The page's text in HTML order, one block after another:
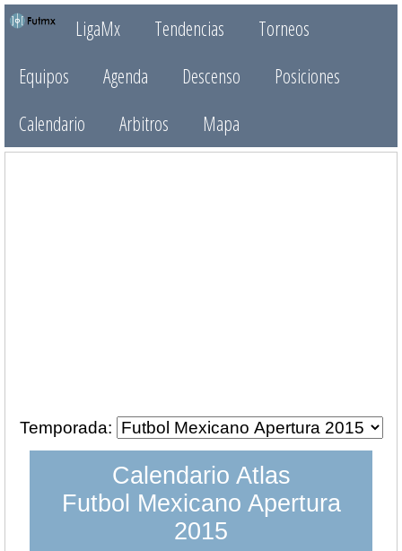
LigaMx Tendencias
Torneos
Equipos
Agenda Descenso
Posiciones
Calendario
Arbitros Mapa
Temporada:
Calendario Atlas
Futbol Mexicano Apertura
2015